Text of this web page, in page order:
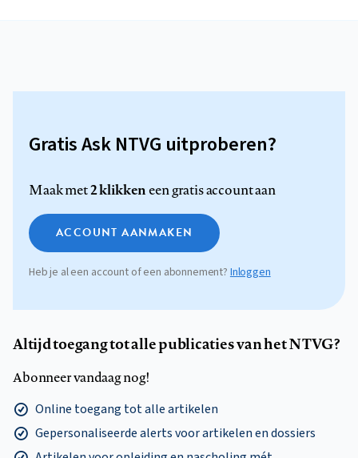
Gratis Ask NTVG uitproberen?
Maak met2 klikkeneen gratis account aan
ACCOUNT AANMAKEN
Heb je al een account of een abonnement? Inloggen
Altijd toegang tot alle publicaties van het NTVG?
Abonneer vandaag nog!
Online toegang tot alle artikelen
Gepersonaliseerde alerts voor artikelen en dossiers